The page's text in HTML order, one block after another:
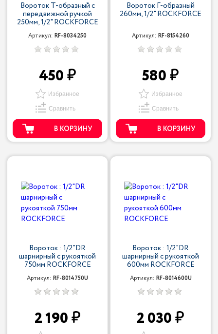
Вороток Т-образный с
передвижной ручкой
250мм, 1/2" ROCKFORCE
Артикул: RF-8034250
450
Избранное
Сравнить
В КОРЗИНУ
Вороток Г-образный
260мм, 1/2" ROCKFORCE
Артикул: RF-8154260
580
Избранное
Сравнить
В КОРЗИНУ
Вороток : 1/2"DR
шарнирный с рукояткой
750мм ROCKFORCE
Артикул: RF-8014750U
2 190
Вороток : 1/2"DR
шарнирный с рукояткой
600мм ROCKFORCE
Артикул: RF-8014600U
2 030